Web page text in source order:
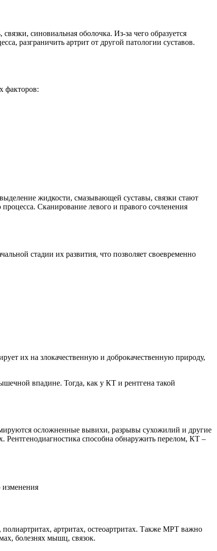
синовиальная оболочка. Из-за чего образуется
разграничить артрит от другой патологии суставов.
факторов:
жидкости, смазывающей суставы, связки стают
Сканирование левого и правого сочленения
стадии их развития, что позволяет своевременно
их на злокачественную и доброкачественную природу,
впадине. Тогда, как у КТ и рентгена такой
осложненные вывихи, разрывы сухожилий и другие
Рентгенодиагностика способна обнаружить перелом, КТ –
изменения
артритах, остеоартритах. Также МРТ важно
болезнях мышц, связок.